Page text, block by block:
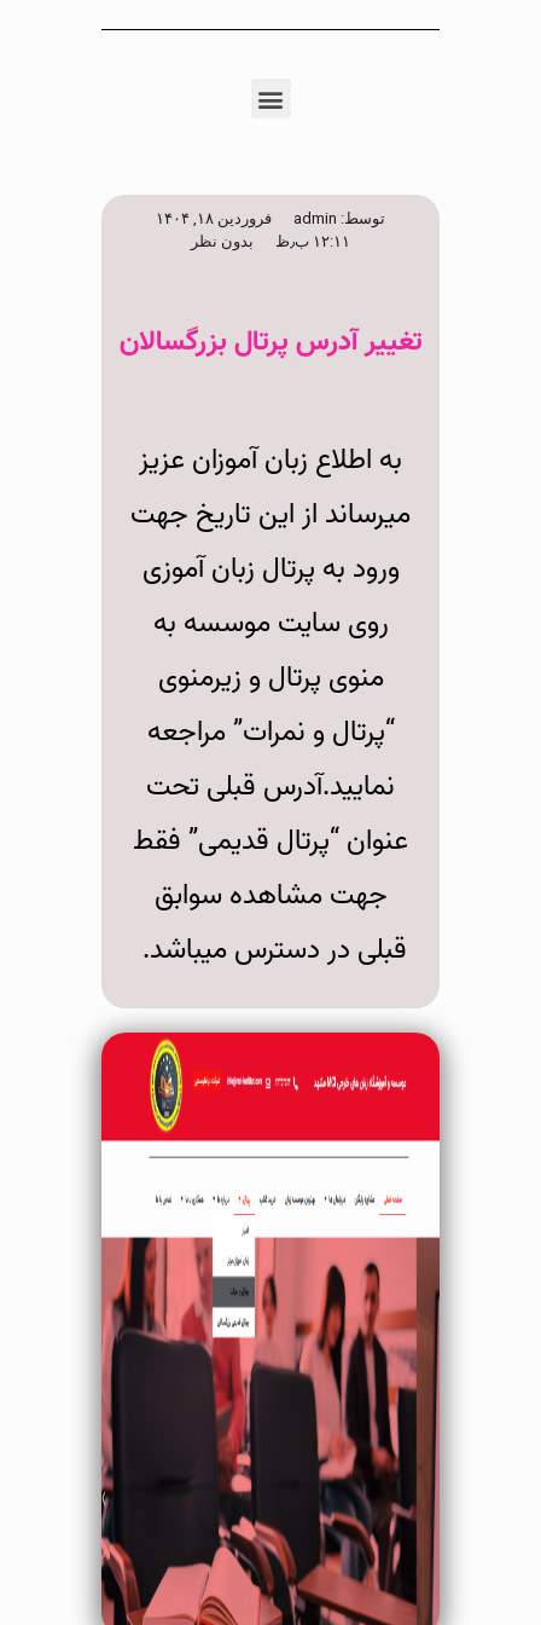
توسط:
فروردین ۱۸, ۱۴۰۴
۱۲:۱۱ ب٫ظ
بدون نظر
تغییر آدرس پرتال بزرگسالان
به اطلاع زبان آموزان عزیز
میرساند از این تاریخ جهت
ورود به پرتال زبان آموزی
روی سایت موسسه به
منوی پرتال و زیرمنوی
“پرتال و نمرات” مراجعه
نمایید.آدرس قبلی تحت
عنوان “پرتال قدیمی” فقط
جهت مشاهده سوابق
قبلی در دسترس میباشد.